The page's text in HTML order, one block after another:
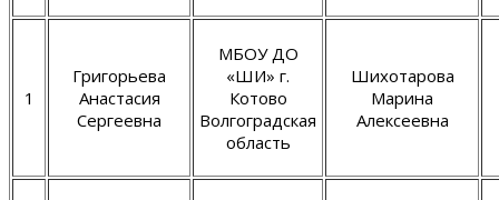
1
Григорьева
Анастасия
Сергеевна
МБОУ ДО
«ШИ» г.
Котово
Волгоградская
область
Шихотарова
Марина
Алексеевна